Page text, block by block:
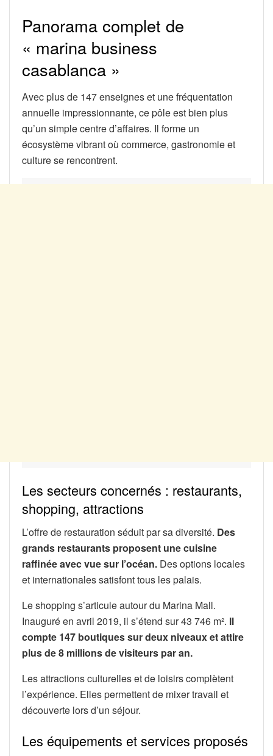
Panorama complet de
« marina business
casablanca »
Avec plus de 147 enseignes et une fréquentation
annuelle impressionnante, ce pôle est bien plus
qu’un simple centre d’affaires. Il forme un
écosystème vibrant où commerce, gastronomie et
culture se rencontrent.
Les secteurs concernés : restaurants,
shopping, attractions
L’offre de restauration séduit par sa diversité. Des
grands restaurants proposent une cuisine
raffinée avec vue sur l’océan. Des options locales
et internationales satisfont tous les palais.
Le shopping s’articule autour du Marina Mall.
Inauguré en avril 2019, il s’étend sur 43 746 m². Il
compte 147 boutiques sur deux niveaux et attire
plus de 8 millions de visiteurs par an.
Les attractions culturelles et de loisirs complètent
l’expérience. Elles permettent de mixer travail et
découverte lors d’un séjour.
Les équipements et services proposés